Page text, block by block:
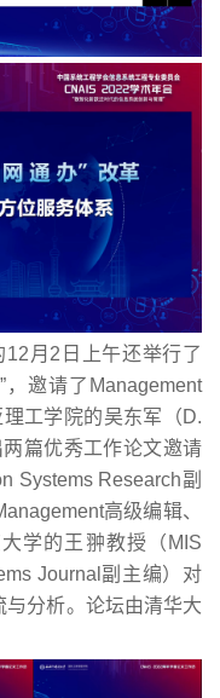
月2日上午还举行了
邀请了Management
工学院的吴东军（D.
篇优秀工作论文邀请
Systems Research副
高级编辑、
学的王翀教授（MIS
Journal副主编）对
分析。论坛由清华大